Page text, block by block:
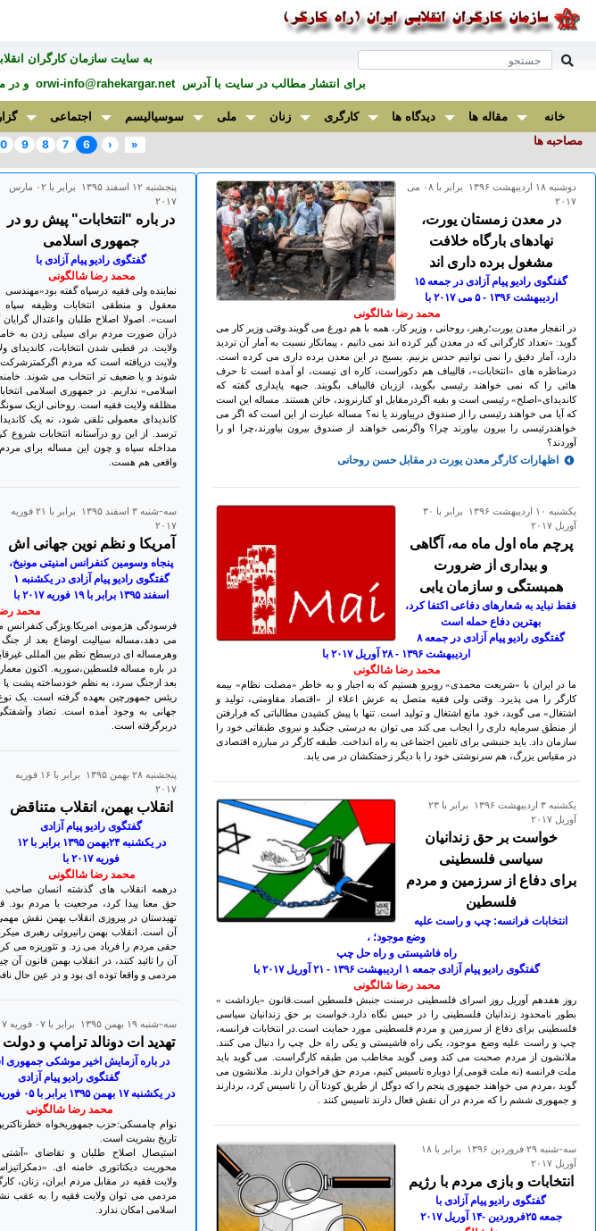
به سايت سازمان کارگران
برای انتشار مطالب در سايت با آدرسorwi-info@rahekargar.net و در
خانه مقاله ها دیدگاه ها کارگری زنان ملی سوسیالیسم اجتماعی
مصاحبه ها «
‹
6
7
8
9
دوشنبه ۱۸ ارديبهشت ۱۳۹۶ برابر با ۰۸ می
۲۰۱۷
در معدن زمستان یورت،
نهادهای بارگاه خلافت
مشغول برده داری اند
گفتگوی رادیو پیام آزادی در جمعه ۱۵
ارديبهشت ۱۳۹۶ - ۵ می ۲٠۱۷ با
محمد رضا شالگونی
در انفجار معدن یورت؛رهبر، روحانی ، وزیر کار، همه با هم دورغ می گویند.وقتی وزیر کار می
گوید: «تعداد کارگرانی که در معدن گیر کرده اند نمی دانیم ، پیمانکار نسبت به آمار آن تردید
دارد، آمار دقیق را نمی توانیم حدس بزنیم. بسیج در این معدن برده داری می کرده است.
درمناظره های «انتخابات»، قالیباف هم دکوراست، کاره ای نیست، او آمده است تا حرف
هائی را که نمی خواهند رئیسی بگوید، اززبان قالیباف بگویند. جبهه پایداری گفته که
کاندیدای«اصلح» رئیسی است و بقیه اگردرمقابل او کنارنروند، خائن هستند. مساله این است
که آیا می خواهند رئیسی را از صندوق دربیاورند یا نه؟ مساله عبارت از این است که اگر می
خواهندرئیسی را بیرون بیاورند چرا؟ واگرنمی خواهند از صندوق بیرون بیاورند،چرا او را
آوردند؟
اظهارات کارگر معدن یورت در مقابل حسن روحانی
يكشنبه ۱۰ ارديبهشت ۱۳۹۶ برابر با ۳۰
آوريل ۲۰۱۷
پرچم ماه اول ماه مه، آگاهی
و بیداری از ضرورت
همبستگی و سازمان یابی
فقط نباید به شعارهای دفاعی اکتفا کرد،
بهترین دفاع حمله است
گفتگوی رادیو پیام آزادی در جمعه ۸
ارديبهشت ۱۳۹۶ - ۲۸ آوريل ۲٠۱۷ با
محمد رضا شالگونی
ما در ایران با «شریعت محمدی» روبرو هستیم که به اجبار و به خاطر «مصلت نظام» بیمه
کارگر را می پذیرد. وقتی ولی فقیه متصل به عرش اعلاء از «اقتصاد مقاومتی، تولید و
اشتغال» می گوید، خود مانع اشتغال و تولید است. تنها با پیش کشیدن مطالباتی که فرارفتن
از منطق سرمایه داری را ایجاب می کند می توان به درستی جنگید و نیروی طبقاتی خود را
سازمان داد. باید جنبشی برای تامین اجتماعی به راه انداخت. طبقه کارگر در مبارزه اقتصادی
در مقیاس یزرگ، هم سرنوشتی خود را با دیگر زحمتکشان در می یابد.
يكشنبه ۳ ارديبهشت ۱۳۹۶ برابر با ۲۳
آوريل ۲۰۱۷
خواست بر حق زندانیان
سیاسی فلسطینی
برای دفاع از سرزمین و مردم
فلسطین
انتخابات فرانسه: چپ و راست علیه
وضع موجود؛ ،
راه فاشیستی و راه حل چپ
گفتگوی رادیو پیام آزادی جمعه ۱ ارديبهشت ۱۳۹۶ - ۲۱ آوريل ۲٠۱۷ با
محمد رضا شالگونی
روز هفدهم آوریل روز اسرای فلسطینی درسنت جنبش فلسطین است.قانون «بازداشت »
بطور نامحدود زندانیان فلسطینی را در حبس نگاه دارد.خواست بر حق زندانیان سیاسی
فلسطینی برای دفاع از سرزمین و مردم فلسطینی مورد حمایت است.در انتخابات فرانسه،
چپ و راست علیه وضع موجود، یکی راه فاشیستی و یکی راه حل چپ را دنبال می کنند.
ملانشون از مردم صحبت می کند ومی گوید مخاطب من طبقه کارگراست. می گوید باید
ملت فرانسه (نه ملت قومی)را دوباره تاسیس کنیم، مردم حق فراخوان دارند. ملانشون می
گوید ،مردم می خواهند جمهوری پنجم را که دوگل از طریق کودتا آن را تاسیس کرد، بردارند
و جمهوری ششم را که مردم در آن نقش فعال دارند تاسیس کنند .
سه-شنبه ۲۹ فروردين ۱۳۹۶ برابر با ۱۸
آوريل ۲۰۱۷
انتخابات و بازی مردم با رژیم
گفتگوی رادیو پیام آزادی با
جمعه ۲۵فروردین -۱۴ آوريل ۲٠۱۷
پنجشنبه ۱۲ اسفند ۱۳۹۵ برابر با ۰۲ مارس
۲۰۱۷
در باره "انتخابات" پیش رو در
جمهوری اسلامی
گفتگوی رادیو پیام آزادی با
محمد رضا شالگونی
نماینده ولی فقیه درسپاه گفته بود«مهندسی
معقول و منطقی انتخابات وظیفه سپاه
است». اصولا اصلاح طلبان واعتدال
درآن صورت مردم برای سیلی زدن به
ولایت. در قطبی شدن انتخابات، کاندیدای
ولایت دریافته است که مردم اگرکمترشرکت
شوند و یا ضعیف تر انتخاب می شوند.
اسلامی» نداریم. در جمهوری اسلامی
مظلقه ولایت فقیه است. روحانی ازیک
کاندیدای معمولی تلقی شود، نه یک
ترسد. از این رو درآستانه انتخابات
مداخله سپاه و چون این مساله برای
واقعی هم هست.
سه-شنبه ۳ اسفند ۱۳۹۵ برابر با ۲۱ فوريه
۲۰۱۷
آمریکا و نظم نوین جهانی اش
پنجاه وسومین کنفرانس امنیتی مونیخ،
گفتگوی رادیو پیام آزادی در یکشنبه ۱
اسفند ۱۳۹۵ برابر با ۱۹ فوريه ۲٠۱۷ با
محمد
فرسودگی هژمونی امریکا.ویژگی کنفرانس
می دهد،مساله سیالیت اوضاع بعد از جنگ
وهرمساله ای درسطح نظم بین المللی
در باره مساله فلسطین،سوریه. اکنون
بعد ازجنگ سرد، به نظم خودساخته پشت پا
ریئس جمهورچین بعهده گرفته است. یک
جهانی به وجود آمده است. تضاد
دربرگرفته است.
پنجشنبه ۲۸ بهمن ۱۳۹۵ برابر با ۱۶ فوريه
۲۰۱۷
انقلاب بهمن، انقلاب متناقض
گفتگوی رادیو پیام آزادی
در یکشنبه ۲۴بهمن ۱۳۹۵ برابر با ۱۲
فوريه ۲٠۱۷ با
محمد رضا شالگونی
درهمه انقلاب های گذشته انسان صاحب
حق معنا پیدا کرد، مرجعیت با مردم بود.
تهیدستان در پیروزی انقلاب بهمن نقش
آن است. انقلاب بهمن رانیروئی رهبری
حقی مردم را فریاد می زد. و تئوریزه می
آن را تائید کنند، در انقلاب بهمن قانون
مردمی و واقعا توده ای بود و در عین حال
سه-شنبه ۱۹ بهمن ۱۳۹۵ برابر با ۰۷ فوريه ۲۰۱۷
تهدید ات دونالد ترامپ و دولت
در باره آزمایش اخیر موشکی جمهوری
گفتگوی رادیو پیام آزادی
در يكشنبه ۱۷ بهمن ۱۳۹۵ برابر با ٠۵ فوريه ۲٠۱۷ با
محمد رضا شالگونی
نوام چامسکی:حزب جمهوریخواه
تاریخ بشریت است.
استیصال اصلاح طلبان و تقاضای
محوریت دیکتاتوری خامنه ای.
ولایت فقیه در مقابل مردم ایران، زنان،
مردمی می توان ولایت فقیه را به عقب
اسلامی امکان ندارد.